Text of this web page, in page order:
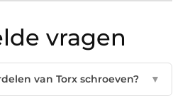
vragen
van Torx schroeven? ▼